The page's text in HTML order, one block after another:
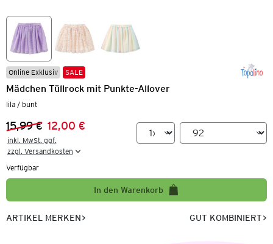
Online Exklusiv SALE
Mädchen Tüllrock mit Punkte-Allover
lila / bunt
Vorheriger Preis:
15,99 €
Neuer Preis:
12,00 €
inkl. MwSt. ggf.
zzgl. Versandkosten
Verfügbar
In den Warenkorb
ARTIKEL MERKEN GUT KOMBINIERT